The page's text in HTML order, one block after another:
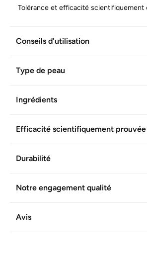
Tolérance et efficacité scientifiquement
Réf. produit : 600073
Conseils d'utilisation
Type de peau
Ingrédients
Efficacité scientifiquement prouvée
Durabilité
Notre engagement qualité
Avis